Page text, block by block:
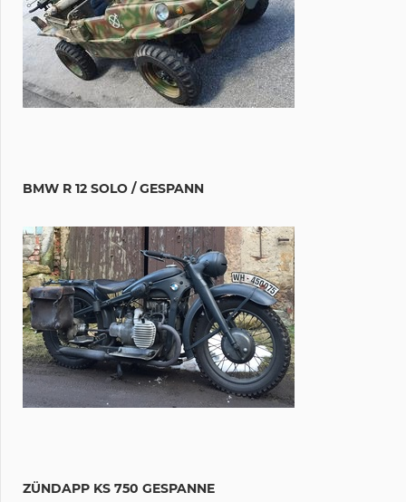
BMW R 12 SOLO / GESPANN
ZÜNDAPP KS 750 GESPANNE